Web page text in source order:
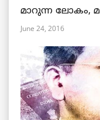
മാറുന്ന ലോകം,
June 24, 2016